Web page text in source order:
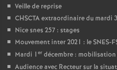
Veille de reprise
CHSCTA extraordinaire du mardi
Nice snes 257 : stages
Mouvement inter 2021 : le SNES-
Mardi 1 er décembre : mobilisation
Audience avec Recteur sur la